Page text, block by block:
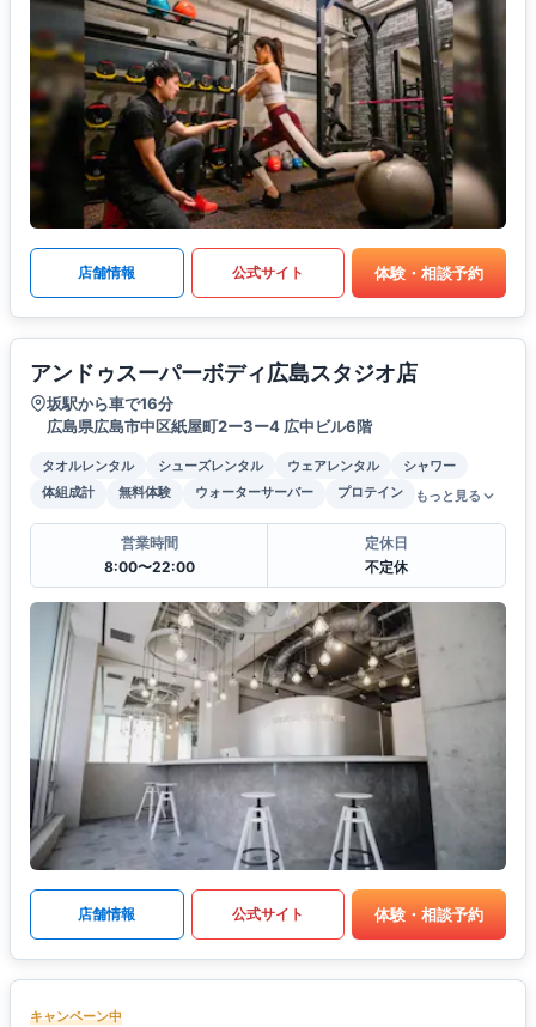
店舗情報 公式サイト 体験・相談予約
アンドゥスーパーボディ広島スタジオ店
坂駅から車で16分
広島県広島市中区紙屋町2ー3ー4 広中ビル6階
タオルレンタル シューズレンタル ウェアレンタル
シャワー
体組成計
無料体験 ウォーターサーバー プロテイン もっと見る
営業時間
8:00〜22:00
定休日
不定休
店舗情報 公式サイト 体験・相談予約
キャンペーン中